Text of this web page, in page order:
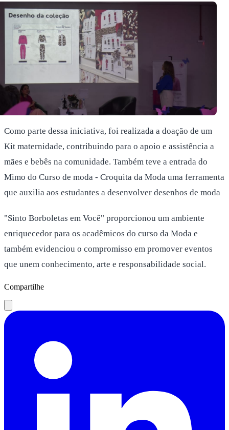
Como parte dessa iniciativa, foi realizada a doação de um
Kit maternidade, contribuindo para o apoio e assistência a
mães e bebês na comunidade. Também teve a entrada do
Mimo do Curso de moda - Croquita da Moda uma ferramenta
que auxilia aos estudantes a desenvolver desenhos de moda
"Sinto Borboletas em Você" proporcionou um ambiente
enriquecedor para os acadêmicos do curso da Moda e
também evidenciou o compromisso em promover eventos
que unem conhecimento, arte e responsabilidade social.
Compartilhe